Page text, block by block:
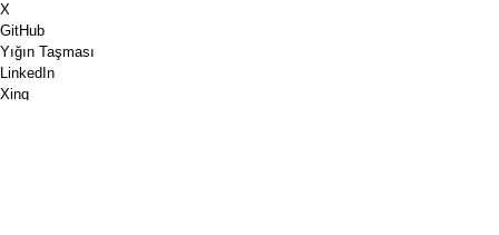
X
GitHub
Yığın Taşması
LinkedIn
Xing